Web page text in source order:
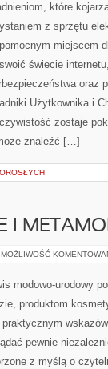
które
z sprzętu
miejscem
świecie
oraz
Użytkownika i
zostaje
znaleźć […]
I
MOŻLIWOŚĆ
modowo-urodowy
produktom
praktycznym
pewnie
z myślą o